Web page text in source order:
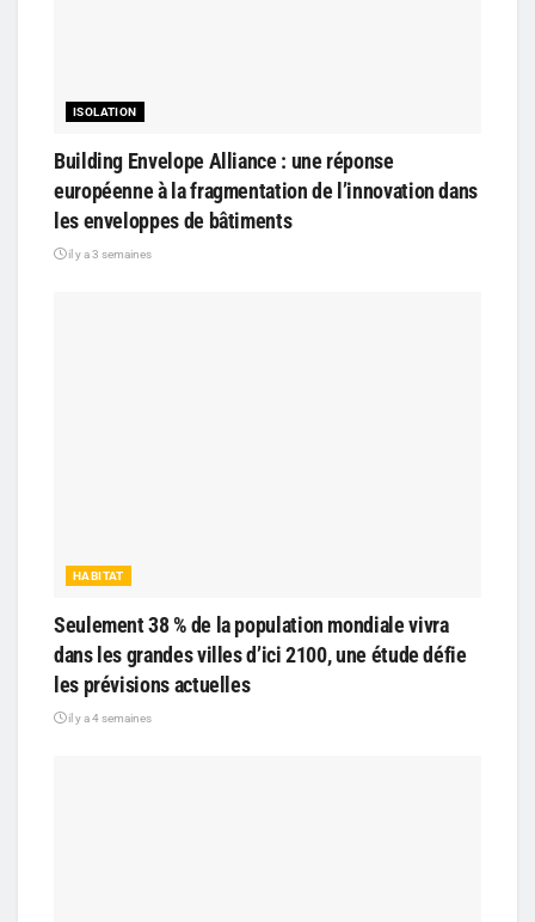
ISOLATION
Building Envelope Alliance : une réponse
européenne à la fragmentation de l’innovation dans
les enveloppes de bâtiments
il y a 3 semaines
HABITAT
Seulement 38 % de la population mondiale vivra
dans les grandes villes d’ici 2100, une étude défie
les prévisions actuelles
il y a 4 semaines